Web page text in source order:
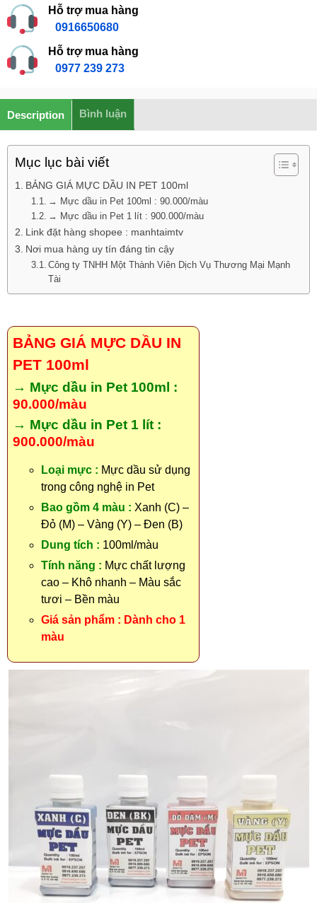
Hỗ trợ mua hàng
0916650680
Hỗ trợ mua hàng
0977 239 273
Description Bình luận
Mục lục bài viết
BẢNG GIÁ MỰC DẦU IN PET 100ml
→ Mực dầu in Pet 100ml : 90.000/màu
→ Mực dầu in Pet 1 lít : 900.000/màu
Link đặt hàng shopee : manhtaimtv
Nơi mua hàng uy tín đáng tin cậy
Công ty TNHH Một Thành Viên Dịch Vụ Thương Mại Mạnh
Tài
BẢNG GIÁ MỰC DẦU IN
PET 100ml
→ Mực dầu in Pet 100ml :
90.000/màu
→ Mực dầu in Pet 1 lít :
900.000/màu
Loại mực : Mực dầu sử dụng
trong công nghệ in Pet
Bao gồm 4 màu : Xanh (C) –
Đỏ (M) – Vàng (Y) – Đen (B)
Dung tích : 100ml/màu
Tính năng : Mực chất lượng
cao – Khô nhanh – Màu sắc
tươi – Bền màu
Giá sản phẩm : Dành cho 1
màu